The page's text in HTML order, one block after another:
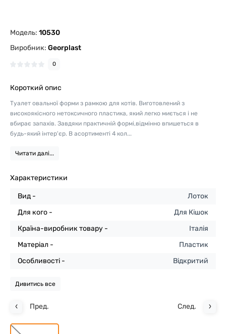
Модель: 10530
Виробник: Georplast
0
Короткий опис
Туалет овальної форми з рамкою для котів. Виготовлений з
високоякісного нетоксичного пластика, який легко миється і не
вбирає запахів. Завдяки практичній формі,відмінно впишеться в
будь-який інтер'єр. В асортименті 4 кол...
Читати далі...
Характеристики
Вид -
Лоток
Для кого -
Для Кішок
Країна-виробник товару -
Італія
Матеріал -
Пластик
Особливості -
Відкритий
Дивитись все
Пред. След.